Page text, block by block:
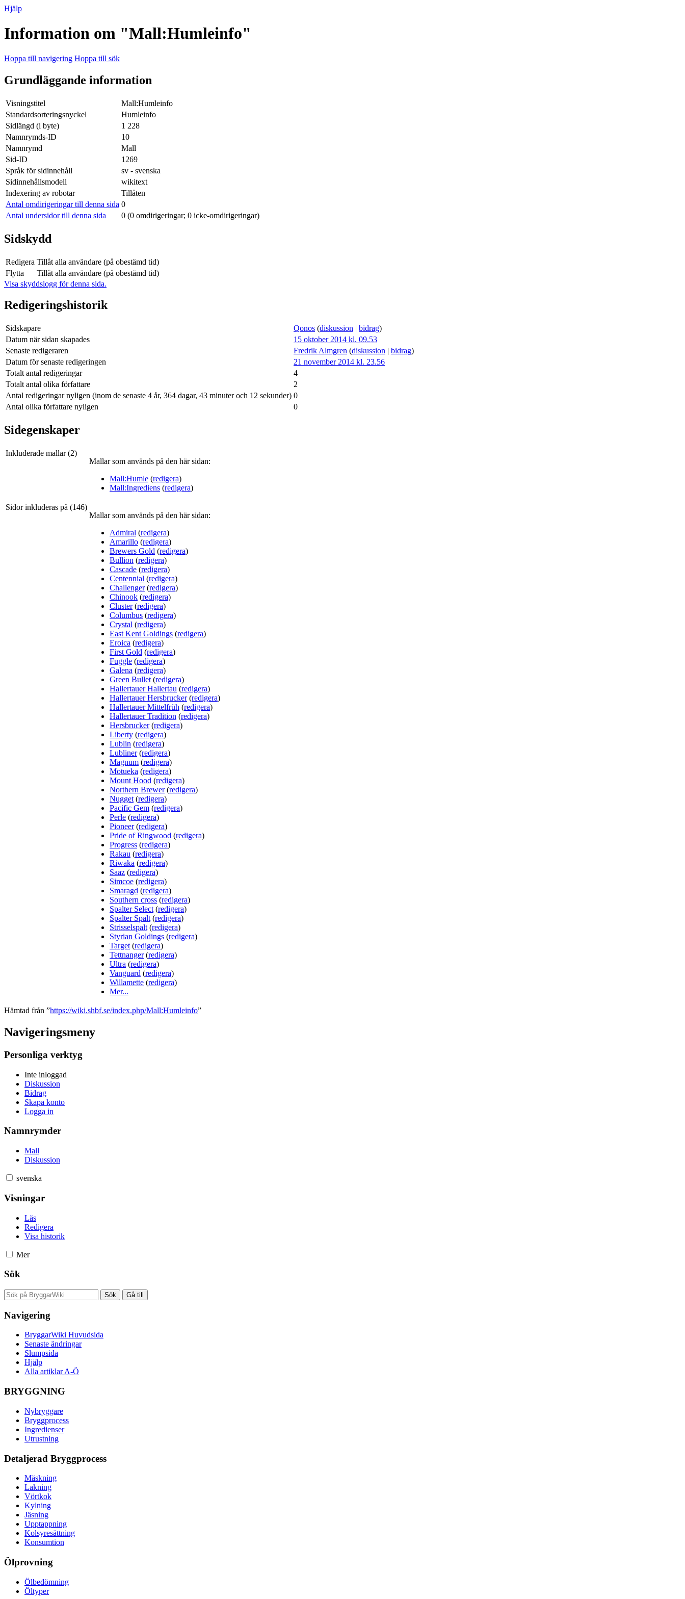
Hjälp
Information om "Mall:Humleinfo"
Hoppa till navigering Hoppa till sök
Grundläggande information
Visningstitel
Mall:Humleinfo
Standardsorteringsnyckel
Humleinfo
Sidlängd (i byte)
1 228
Namnrymds-ID
10
Namnrymd
Mall
Sid-ID
1269
Språk för sidinnehåll
sv - svenska
Sidinnehållsmodell
wikitext
Indexering av robotar
Tillåten
Antal omdirigeringar till denna sida 0
Antal undersidor till denna sida
0 (0 omdirigeringar; 0 icke-omdirigeringar)
Sidskydd
Redigera Tillåt alla användare (på obestämd tid)
Flytta
Tillåt alla användare (på obestämd tid)
Visa skyddslogg för denna sida.
Redigeringshistorik
Sidskapare Qonos (diskussion | bidrag)
Datum när sidan skapades
15 oktober 2014 kl. 09.53
Senaste redigeraren
Fredrik Almgren (diskussion | bidrag)
Datum för senaste redigeringen
21 november 2014 kl. 23.56
Totalt antal redigeringar
4
Totalt antal olika författare
2
Antal redigeringar nyligen (inom de senaste 4 år, 364 dagar, 43 minuter och 12 sekunder) 0
Antal olika författare nyligen
0
Sidegenskaper
Inkluderade mallar (2)
Mallar som används på den här sidan:
Mall:Humle (redigera)
Mall:Ingrediens (redigera)
Sidor inkluderas på (146)
Mallar som används på den här sidan:
Admiral (redigera)
Amarillo (redigera)
Brewers Gold (redigera)
Bullion (redigera)
Cascade (redigera)
Centennial (redigera)
Challenger(redigera)
Chinook (redigera)
Cluster(redigera)
Columbus (redigera)
Crystal (redigera)
East Kent Goldings (redigera)
Eroica (redigera)
First Gold (redigera)
Fuggle (redigera)
Galena (redigera)
Green Bullet (redigera)
Hallertauer Hallertau (redigera)
Hallertauer Hersbrucker(redigera)
Hallertauer Mittelfrüh (redigera)
Hallertauer Tradition (redigera)
Hersbrucker(redigera)
Liberty (redigera)
Lublin (redigera)
Lubliner(redigera)
Magnum (redigera)
Motueka (redigera)
Mount Hood (redigera)
Northern Brewer(redigera)
Nugget (redigera)
Pacific Gem (redigera)
Perle (redigera)
Pioneer(redigera)
Pride of Ringwood (redigera)
Progress (redigera)
Rakau (redigera)
Riwaka (redigera)
Saaz (redigera)
Simcoe (redigera)
Smaragd (redigera)
Southern cross (redigera)
Spalter Select (redigera)
Spalter Spalt (redigera)
Strisselspalt (redigera)
Styrian Goldings (redigera)
Target (redigera)
Tettnanger(redigera)
Ultra (redigera)
Vanguard (redigera)
Willamette (redigera)
Mer...
Hämtad från ”https://wiki.shbf.se/index.php/Mall:Humleinfo”
Navigeringsmeny
Personliga verktyg
Inte inloggad
Diskussion
Bidrag
Skapa konto
Logga in
Namnrymder
Mall
Diskussion
svenska
Visningar
Läs
Redigera
Visa historik
Mer
Sök
Navigering
BryggarWiki Huvudsida
Senaste ändringar
Slumpsida
Hjälp
Alla artiklar A-Ö
BRYGGNING
Nybryggare
Bryggprocess
Ingredienser
Utrustning
Detaljerad Bryggprocess
Mäskning
Lakning
Vörtkok
Kylning
Jäsning
Upptappning
Kolsyresättning
Konsumtion
Ölprovning
Ölbedömning
Öltyper